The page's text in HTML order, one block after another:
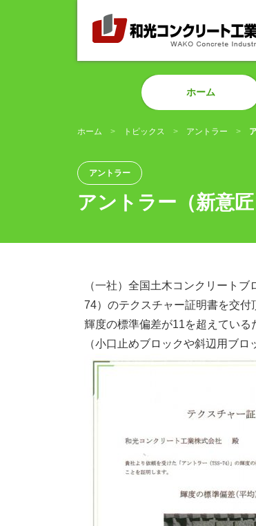
ホーム
ホーム トピックス アントラー
アントラー
アントラー（新意
（一社）全国土木コンクリート
74）のテクスチャー証明書を交付
輝度の標準偏差が11を超えている
（小口止めブロックや斜辺用ブ